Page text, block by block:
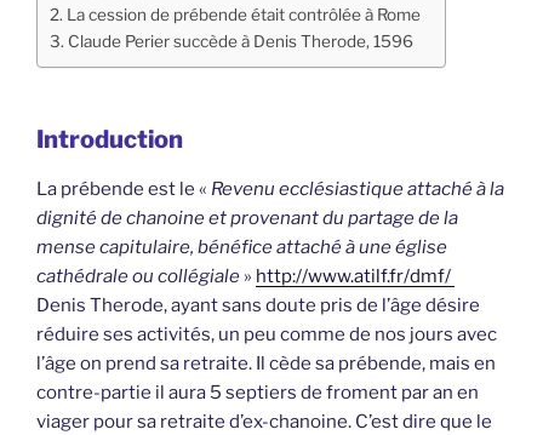
La cession de prébende était contrôlée à Rome
Claude Perier succède à Denis Therode, 1596
Introduction
La prébende est le « Revenu ecclésiastique attaché à la
dignité de chanoine et provenant du partage de la
mense capitulaire, bénéfice attaché à une église
cathédrale ou collégiale » http://www.atilf.fr/dmf/
Denis Therode, ayant sans doute pris de l’âge désire
réduire ses activités, un peu comme de nos jours avec
l’âge on prend sa retraite. Il cède sa prébende, mais en
contre-partie il aura 5 septiers de froment par an en
viager pour sa retraite d’ex-chanoine. C’est dire que le